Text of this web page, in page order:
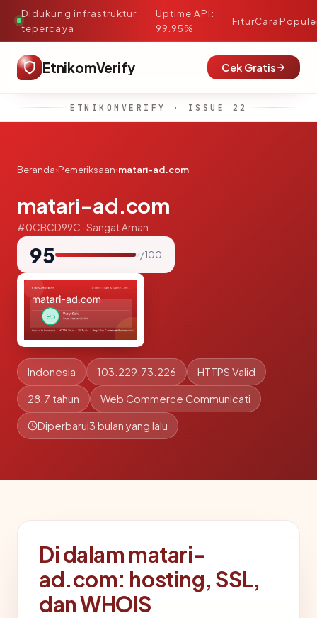
Didukung infrastruktur
tepercaya
·
Uptime API:
99.95%
FiturCara
EtnikomVerify Cek Gratis
ETNIKOMVERIFY · ISSUE 22
Beranda›Pemeriksaan›matari-ad.com
matari-ad.com
#0CBCD99C · Sangat Aman
95 / 100
Indonesia 103.229.73.226 HTTPS Valid
28.7 tahun Web Commerce Communicati
Diperbarui3 bulan yang lalu
Di dalam matari-
ad.com: hosting, SSL,
dan WHOIS